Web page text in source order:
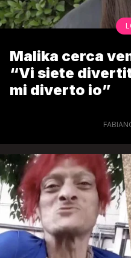
Malika cerca
“Vi siete
mi diverto io”